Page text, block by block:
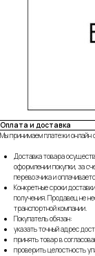
Оплата и доставка
Мы принимаем платежи
Доставка товара
оформлении покупки, за
перевозчика и
Конкретные сроки
получения. Продавец не
транспортной компании.
Покупатель обязан:
указать точный адрес
принять товар в
проверить целостность